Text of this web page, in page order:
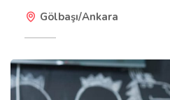
Gölbaşı/Ankara